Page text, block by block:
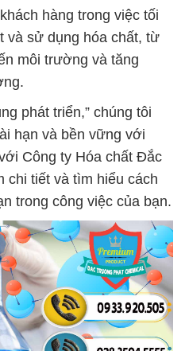
hàng trong việc tối
và sử dụng hóa chất, từ
môi trường và tăng
phát triển,” chúng tôi
hạn và bền vững với
Công ty Hóa chất Đắc
chi tiết và tìm hiểu cách
trong công việc của bạn.